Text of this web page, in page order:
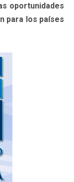
oportunidades
para los países